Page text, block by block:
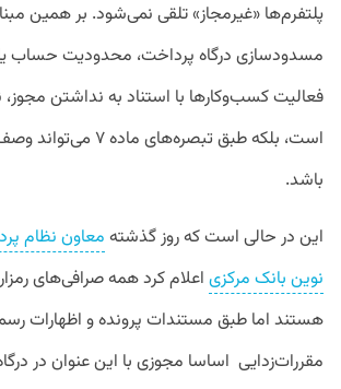
پلتفرم‌ها «غیرمجاز» تلقی نمی‌شود. بر همین
مسدودسازی درگاه پرداخت، محدودیت حساب یا
فعالیت کسب‌وکارها با استناد به نداشتن مجوز،
است، بلکه طبق تبصره‌های
باشد.
این در حالی است که روز گذشته معاون نظام
نوین بانک مرکزی اعلام کرد همه صرافی‌های
هستند اما طبق مستندات پرونده و اظهارات
مقررات‌زدایی اساسا مجوزی با این عنوان در